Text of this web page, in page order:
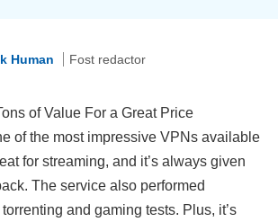
Human Fost redactor
of Value For a Great Price
of the most impressive VPNs available
for streaming, and it’s always given
The service also performed
and gaming tests. Plus, it’s